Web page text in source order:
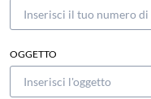
OGGETTO